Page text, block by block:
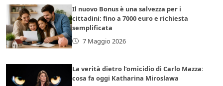
Il nuovo Bonus è una salvezza per i
cittadini: fino a 7000 euro e richiesta
semplificata
7 Maggio 2026
La verità dietro l’omicidio di Carlo Mazza:
cosa fa oggi Katharina Miroslawa